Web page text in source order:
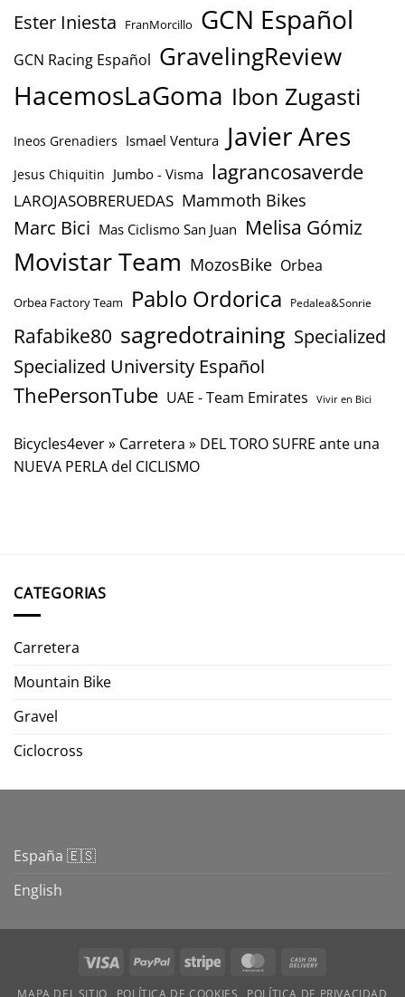
Ester Iniesta FranMorcillo GCN Español
GCN Racing Español GravelingReview
HacemosLaGoma Ibon Zugasti
Ineos Grenadiers Ismael Ventura Javier Ares
Jesus Chiquitin Jumbo - Visma lagrancosaverde
LAROJASOBRERUEDAS Mammoth Bikes
Marc Bici Mas Ciclismo San Juan Melisa Gómiz
Movistar Team MozosBike Orbea
Orbea Factory Team Pablo Ordorica Pedalea&Sonrie
Rafabike80 sagredotraining Specialized
Specialized University Español
ThePersonTube UAE - Team Emirates Vivir en Bici
Bicycles4ever» Carretera » DEL TORO SUFRE ante una
NUEVA PERLA del CICLISMO
CATEGORIAS
Carretera
Mountain Bike
Gravel
Ciclocross
España 🇪🇸
English
Visa PayPal Stripe MasterCard
MAPA DEL SITIO POLÍTICA DE COOKIES POLÍTICA DE PRIVACIDAD